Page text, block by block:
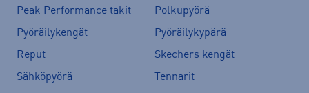
Peak Performance takit
Polkupyörä
Pyöräilykengät
Pyöräilykypärä
Reput
Skechers kengät
Sähköpyörä
Tennarit